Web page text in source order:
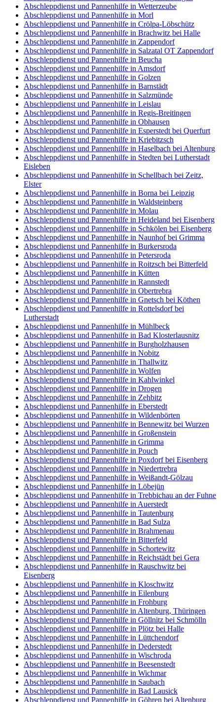
Abschleppdienst und Pannenhilfe in Wetterzeube
Abschleppdienst und Pannenhilfe in Morl
Abschleppdienst und Pannenhilfe in Crölpa-Löbschütz
Abschleppdienst und Pannenhilfe in Brachwitz bei Halle
Abschleppdienst und Pannenhilfe in Zappendorf
Abschleppdienst und Pannenhilfe in Salzatal OT Zappendorf
Abschleppdienst und Pannenhilfe in Beucha
Abschleppdienst und Pannenhilfe in Amsdorf
Abschleppdienst und Pannenhilfe in Golzen
Abschleppdienst und Pannenhilfe in Barnstädt
Abschleppdienst und Pannenhilfe in Salzmünde
Abschleppdienst und Pannenhilfe in Leislau
Abschleppdienst und Pannenhilfe in Regis-Breitingen
Abschleppdienst und Pannenhilfe in Obhausen
Abschleppdienst und Pannenhilfe in Esperstedt bei Querfurt
Abschleppdienst und Pannenhilfe in Kriebitzsch
Abschleppdienst und Pannenhilfe in Haselbach bei Altenburg
Abschleppdienst und Pannenhilfe in Stedten bei Lutherstadt
Eisleben
Abschleppdienst und Pannenhilfe in Schellbach bei Zeitz,
Elster
Abschleppdienst und Pannenhilfe in Borna bei Leipzig
Abschleppdienst und Pannenhilfe in Waldsteinberg
Abschleppdienst und Pannenhilfe in Molau
Abschleppdienst und Pannenhilfe in Heideland bei Eisenberg
Abschleppdienst und Pannenhilfe in Schkölen bei Eisenberg
Abschleppdienst und Pannenhilfe in Naunhof bei Grimma
Abschleppdienst und Pannenhilfe in Burkersroda
Abschleppdienst und Pannenhilfe in Petersroda
Abschleppdienst und Pannenhilfe in Roitzsch bei Bitterfeld
Abschleppdienst und Pannenhilfe in Kütten
Abschleppdienst und Pannenhilfe in Rannstedt
Abschleppdienst und Pannenhilfe in Obertrebra
Abschleppdienst und Pannenhilfe in Gnetsch bei Köthen
Abschleppdienst und Pannenhilfe in Rottelsdorf bei
Lutherstadt
Abschleppdienst und Pannenhilfe in Mühlbeck
Abschleppdienst und Pannenhilfe in Bad Klosterlausnitz
Abschleppdienst und Pannenhilfe in Burgholzhausen
Abschleppdienst und Pannenhilfe in Nobitz
Abschleppdienst und Pannenhilfe in Thallwitz
Abschleppdienst und Pannenhilfe in Wolfen
Abschleppdienst und Pannenhilfe in Kahlwinkel
Abschleppdienst und Pannenhilfe in Drogen
Abschleppdienst und Pannenhilfe in Zehbitz
Abschleppdienst und Pannenhilfe in Eberstedt
Abschleppdienst und Pannenhilfe in Wildenbörten
Abschleppdienst und Pannenhilfe in Bennewitz bei Wurzen
Abschleppdienst und Pannenhilfe in Großenstein
Abschleppdienst und Pannenhilfe in Grimma
Abschleppdienst und Pannenhilfe in Pouch
Abschleppdienst und Pannenhilfe in Poxdorf bei Eisenberg
Abschleppdienst und Pannenhilfe in Niedertrebra
Abschleppdienst und Pannenhilfe in Weißandt-Gölzau
Abschleppdienst und Pannenhilfe in Löbejün
Abschleppdienst und Pannenhilfe in Trebbichau an der Fuhne
Abschleppdienst und Pannenhilfe in Auerstedt
Abschleppdienst und Pannenhilfe in Tautenburg
Abschleppdienst und Pannenhilfe in Bad Sulza
Abschleppdienst und Pannenhilfe in Brahmenau
Abschleppdienst und Pannenhilfe in Bitterfeld
Abschleppdienst und Pannenhilfe in Schortewitz
Abschleppdienst und Pannenhilfe in Reichstädt bei Gera
Abschleppdienst und Pannenhilfe in Rauschwitz bei
Eisenberg
Abschleppdienst und Pannenhilfe in Kloschwitz
Abschleppdienst und Pannenhilfe in Eilenburg
Abschleppdienst und Pannenhilfe in Frohburg
Abschleppdienst und Pannenhilfe in Altenburg, Thüringen
Abschleppdienst und Pannenhilfe in Göllnitz bei Schmölln
Abschleppdienst und Pannenhilfe in Plötz bei Halle
Abschleppdienst und Pannenhilfe in Lüttchendorf
Abschleppdienst und Pannenhilfe in Dederstedt
Abschleppdienst und Pannenhilfe in Wischroda
Abschleppdienst und Pannenhilfe in Beesenstedt
Abschleppdienst und Pannenhilfe in Wichmar
Abschleppdienst und Pannenhilfe in Saubach
Abschleppdienst und Pannenhilfe in Bad Lausick
Abschleppdienst und Pannenhilfe in Göhren bei Altenburg